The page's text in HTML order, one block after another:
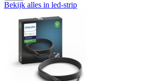
Bekijk alles in led-strip